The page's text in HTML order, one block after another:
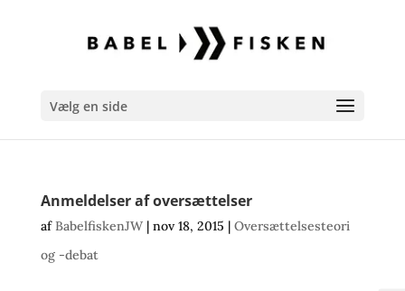
Vælg en side
Anmeldelser af oversættelser
afBabelfiskenJW| nov 18, 2015 | Oversættelsesteori
og -debat